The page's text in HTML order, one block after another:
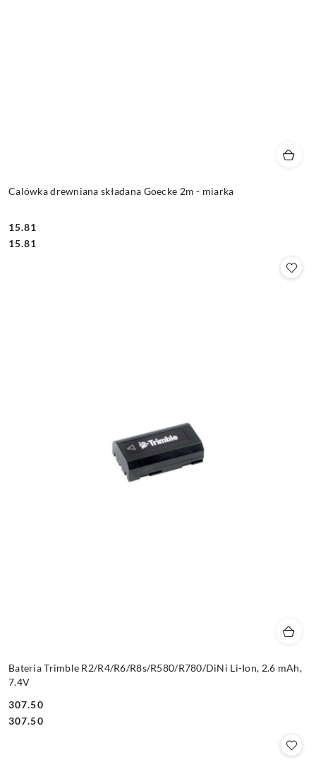
Calówka drewniana składana Goecke 2m - miarka
Cena:
15.81
Cena:
15.81
Bateria Trimble R2/R4/R6/R8s/R580/R780/DiNi Li-Ion, 2.6 mAh,
7.4V
Cena:
307.50
Cena:
307.50